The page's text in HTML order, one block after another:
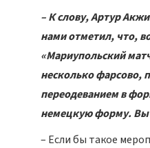
– К слову, Артур
нами отметил, что,
«Мариупольский
несколько фарсово,
переодеванием в
немецкую форму. Вы
– Если бы такое